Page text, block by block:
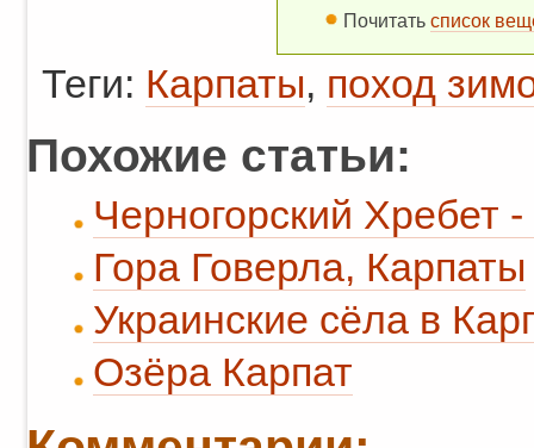
Почитать список
Теги: Карпаты, поход
Похожие статьи:
Черногорский Хребет
Гора Говерла, Карпаты
Украинские сёла в
Озёра Карпат